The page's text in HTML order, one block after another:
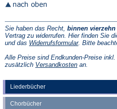
Liederbücher
Chorbücher
Sie haben das Recht, binnen vierzehn
Vertrag zu widerrufen. Hier finden Sie
und das Widerrufsformular(Öffnet
einem
neuen
. Bitte
Alle Preise sind Endkunden-Preise
zusätzlich Versandkosten(Öffnet
an.